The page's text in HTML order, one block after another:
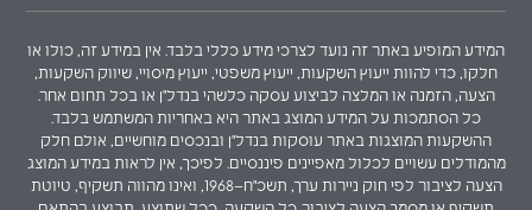
המידע המופיע באתר זה נועד לצרכי מידע כללי בלבד. אין במידע זה, כולו או
חלקו, כדי להוות ייעוץ השקעות, ייעוץ משפטי, ייעוץ מיסויי, שיווק השקעות,
הצעה, הזמנה או המלצה לביצוע עסקה כלשהי בנדל"ן או בכל תחום אחר.
כל הסתמכות על המידע המוצג באתר היא באחריות המשתמש בלבד.
ההשקעות המוצגות באתר עוסקות בנדל"ן ובנכסים מוחשיים, אולם חלק
מהמודלים עשויים לכלול מאפיינים פיננסיים. לפיכך, אין לראות במידע המוצג
הצעה לציבור לפי חוק ניירות ערך, תשכ"ח–1968, ואינו מהווה תשקיף, טיוטת